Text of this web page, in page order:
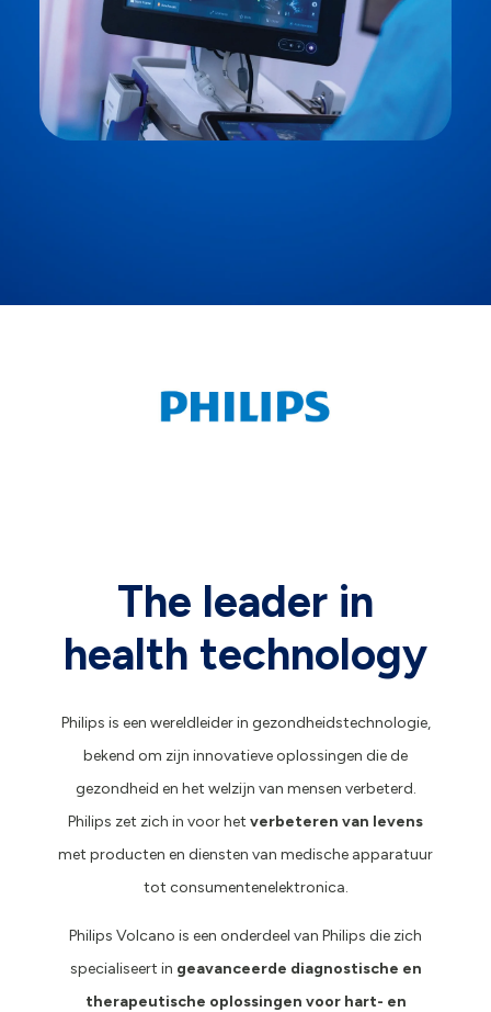
The leader in
health technology
Philips is een wereldleider in gezondheidstechnologie,
bekend om zijn innovatieve oplossingen die de
gezondheid en het welzijn van mensen verbeterd.
Philips zet zich in voor het verbeteren van levens
met producten en diensten van medische apparatuur
tot consumentenelektronica.
Philips Volcano is een onderdeel van Philips die zich
specialiseert in geavanceerde diagnostische en
therapeutische oplossingen voor hart- en